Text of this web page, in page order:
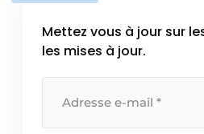
Mettez vous à jour sur
les mises à jour.